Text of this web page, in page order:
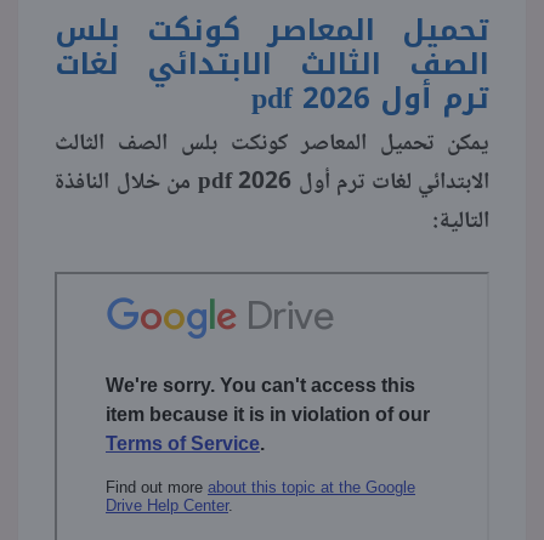
تحميل المعاصر كونكت بلس
الصف الثالث الابتدائي لغات
ترم أول 2026 pdf
يمكن تحميل المعاصر كونكت بلس الصف الثالث
الابتدائي لغات ترم أول 2026 pdf من خلال النافذة
التالية: